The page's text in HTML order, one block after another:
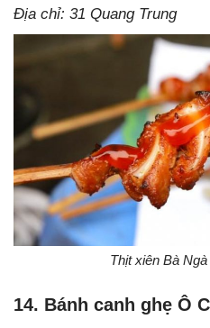
Địa chỉ: 31 Quang Trung
Thịt xiên Bà
14. Bánh canh ghẹ Ô